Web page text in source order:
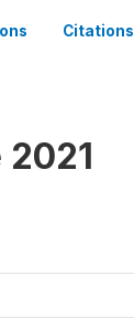
Citations